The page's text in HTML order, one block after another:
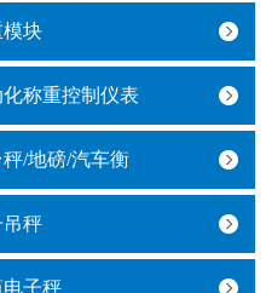
块
化称重控制仪表
/地磅/汽车衡
吊秤
子秤